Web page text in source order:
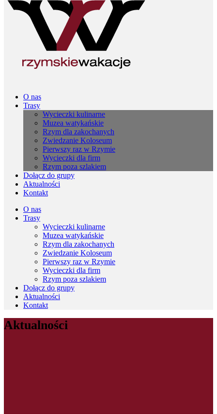
O nas
Trasy
Wycieczki kulinarne
Muzea watykańskie
Rzym dla zakochanych
Zwiedzanie Koloseum
Pierwszy raz w Rzymie
Wycieczki dla firm
Rzym poza szlakiem
Dołącz do grupy
Aktualności
Kontakt
O nas
Trasy
Wycieczki kulinarne
Muzea watykańskie
Rzym dla zakochanych
Zwiedzanie Koloseum
Pierwszy raz w Rzymie
Wycieczki dla firm
Rzym poza szlakiem
Dołącz do grupy
Aktualności
Kontakt
Aktualności